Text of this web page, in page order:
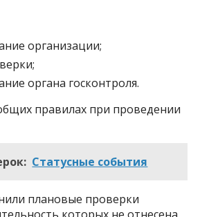
организации;
органа госконтроля.
правилах при проведении
Статусные события
плановые проверки